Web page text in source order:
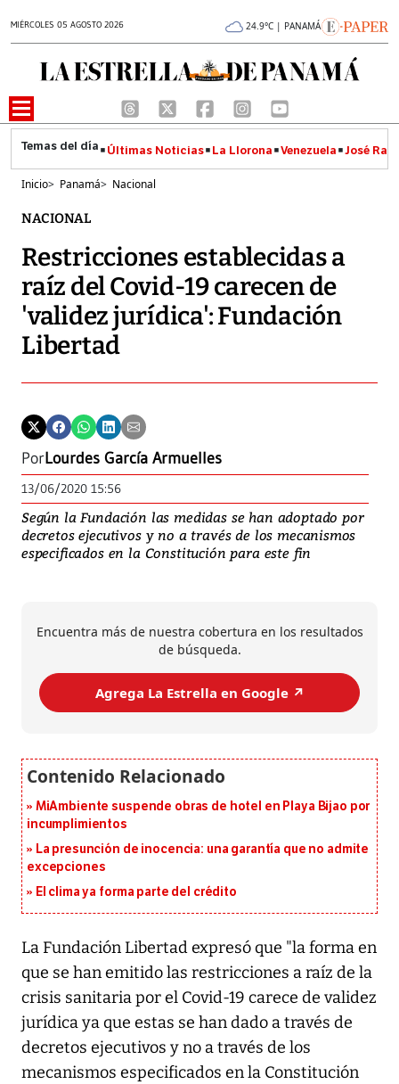
MIÉRCOLES 05 AGOSTO 2026 24.9°C | PANAMÁ
Últimas Noticias La Llorona Venezuela José
Inicio> Panamá> Nacional
NACIONAL
Restricciones establecidas a
raíz del Covid-19 carecen de
'validez jurídica': Fundación
Libertad
PorLourdes García Armuelles
13/06/2020 15:56
Según la Fundación las medidas se han adoptado por
decretos ejecutivos y no a través de los mecanismos
especificados en la Constitución para este fin
Encuentra más de nuestra cobertura en los resultados
de búsqueda.
Agrega La Estrella en Google ↗️
MiAmbiente suspende obras de hotel en Playa Bijao por
incumplimientos
La presunción de inocencia: una garantía que no admite
excepciones
El clima ya forma parte del crédito
La Fundación Libertad expresó que "la forma en
que se han emitido las restricciones a raíz de la
crisis sanitaria por el Covid-19 carece de validez
jurídica ya que estas se han dado a través de
decretos ejecutivos y no a través de los
mecanismos especificados en la Constitución